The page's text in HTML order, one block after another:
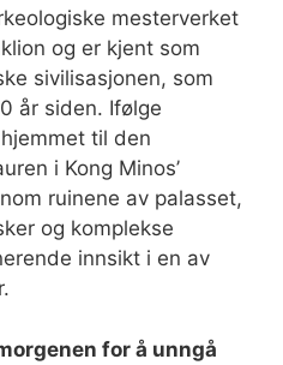
mesterverket
og er kjent som
sivilisasjonen, som
år siden. Ifølge
til den
i Kong Minos’
ruinene av palasset,
og komplekse
innsikt i en av
for å unngå